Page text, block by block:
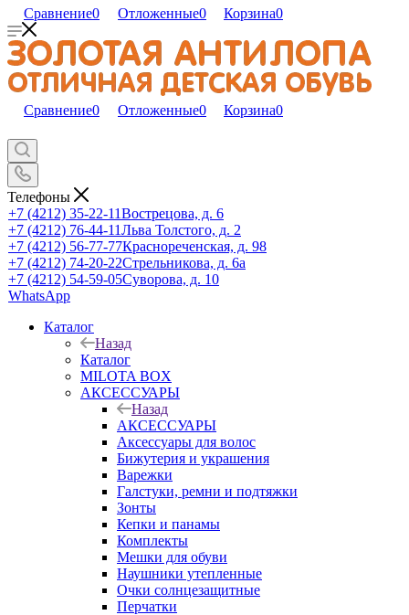
Сравнение0 Отложенные0 Корзина0
Сравнение0 Отложенные0 Корзина0
Телефоны
+7 (4212) 35-22-11Вострецова, д. 6
+7 (4212) 76-44-11Льва Толстого, д. 2
+7 (4212) 56-77-77Краснореченская, д. 98
+7 (4212) 74-20-22Стрельникова, д. 6а
+7 (4212) 54-59-05Суворова, д. 10
WhatsApp
Каталог
Назад
Каталог
MILOTA BOX
АКСЕССУАРЫ
Назад
АКСЕССУАРЫ
Аксессуары для волос
Бижутерия и украшения
Варежки
Галстуки, ремни и подтяжки
Зонты
Кепки и панамы
Комплекты
Мешки для обуви
Наушники утепленные
Очки солнцезащитные
Перчатки